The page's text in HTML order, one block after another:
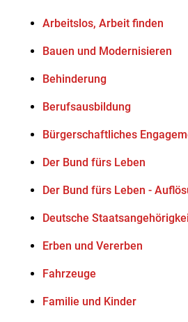
Arbeitslos, Arbeit finden
Bauen und Modernisieren
Behinderung
Berufsausbildung
Bürgerschaftliches
Der Bund fürs Leben
Der Bund fürs Leben -
Deutsche
Erben und Vererben
Fahrzeuge
Familie und Kinder